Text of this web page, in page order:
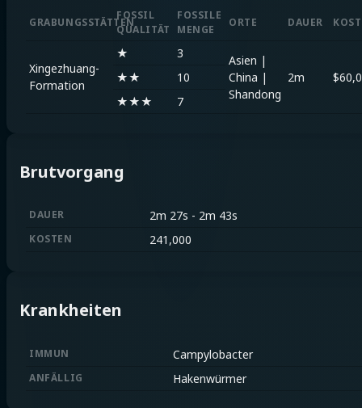
GRABUNGSSTÄTTEN
FOSSIL
QUALITÄT
FOSSILE
MENGE
ORTE DAUER
Xingezhuang-
Formation
★ 3 Asien |
China |
Shandong
2m $
★★
10
★★★
7
Brutvorgang
DAUER 2m 27s - 2m 43s
KOSTEN 241,000
Krankheiten
IMMUN Campylobacter
ANFÄLLIG Hakenwürmer